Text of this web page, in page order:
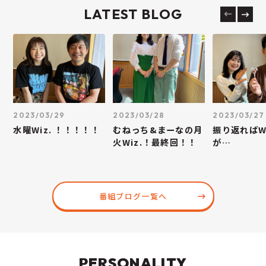
LATEST BLOG
2023/03/29
水曜Wiz. ！！！！！
2023/03/28
むねっち&まーなの月
火Wiz.！最終回！！
2023/03/27
振り返れば
が…
番組ブログ一覧へ